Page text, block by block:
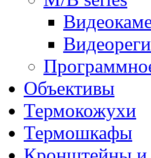
Объективы
Термокожухи
Термошкафы